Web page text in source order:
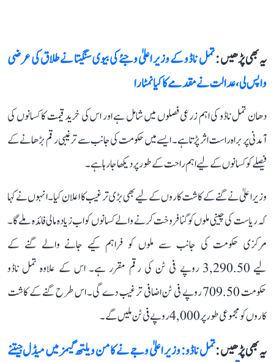
یہ بھی پڑھیں :تمل ناڈو کے وزیر اعلیٰ وجئے کی بیوی سنگیتا نے طلاق کی عرضی
واپس لی، عدالت نے مقدمے کا کیا نمٹارا
دھان تمل ناڈو کی اہم زرعی فصلوں میں شامل ہے اور اس کی خرید قیمت کا کسانوں کی
آمدنی پر براہ راست اثر پڑتا ہے۔ ایسے میں حکومت کی جانب سے ترغیبی رقم بڑھانے کے
فیصلے کو کسانوں کے لیے اہم راحت کے طور پر دیکھا جا رہا ہے۔
وزیر اعلیٰ نے گنے کے کاشت کاروں کے لیے بھی بڑی ترغیب کا اعلان کیا۔ انہوں نے کہا
کہ ریاست کی چینی ملوں کو گنا فروخت کرنے والے کسانوں کو اب زیادہ مالی فائدہ ملے گا۔
مرکزی حکومت کی جانب سے ملوں کو فراہم کیے جانے والے گنے کے
لیے 3,290.50 روپے فی ٹن کی رقم مقرر ہے۔ اس کے علاوہ تمل ناڈو
حکومت 709.50 روپے فی ٹن اضافی ترغیب دے گی۔ اس طرح گنے کے کاشت
کاروں کو مجموعی طور پر 4,000 روپے فی ٹن ملیں گے۔
یہ بھی پڑھیں :تمل ناڈو: وزیر اعلیٰ وجے نے کامن ویلتھ گیمز میں میڈل جیتنے